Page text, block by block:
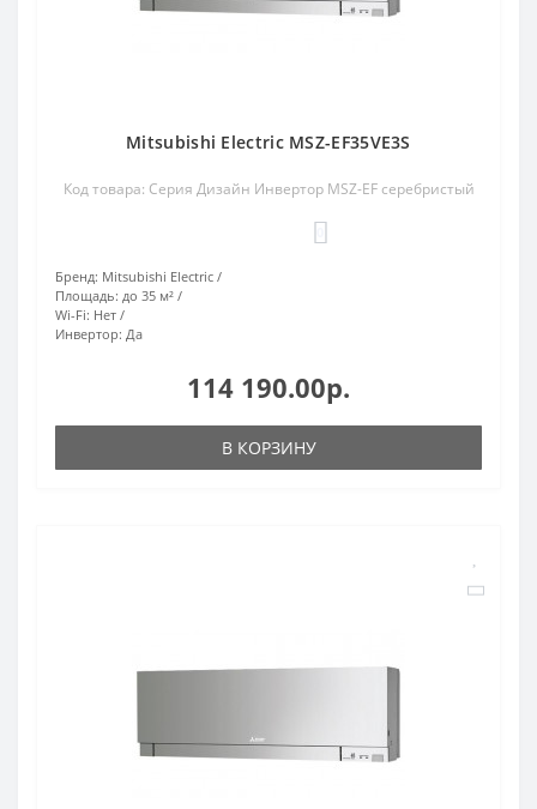
Mitsubishi Electric MSZ-EF35VE3S
Код товара: Серия Дизайн Инвертор MSZ-EF серебристый
Бренд: Mitsubishi Electric
Площадь: до 35 м²
Wi-Fi: Нет
Инвертор: Да
114 190.00р.
В КОРЗИНУ